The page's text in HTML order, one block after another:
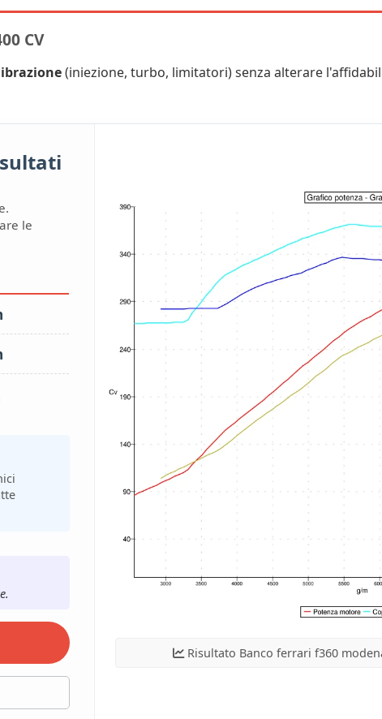
CV
(iniezione, turbo, limitatori) senza alterare
le
Risultato Banco ferrari f360